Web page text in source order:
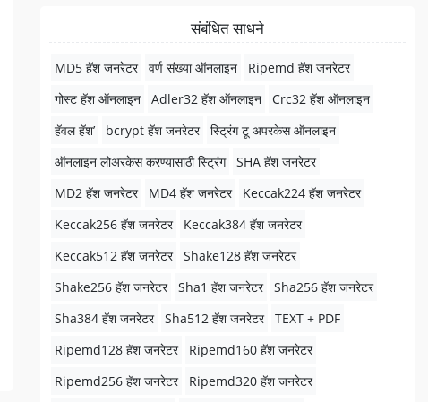
संबंधित साधने
MD5 हॅश जनरेटर वर्ण संख्या ऑनलाइन
Ripemd हॅश जनरेटर
गोस्ट हॅश ऑनलाइन
Adler32 हॅश ऑनलाइन
Crc32 हॅश ऑनलाइन
हॅवल हॅश’
bcrypt हॅश जनरेटर
स्ट्रिंग टू अपरकेस ऑनलाइन
ऑनलाइन लोअरकेस करण्यासाठी स्ट्रिंग
SHA हॅश जनरेटर
MD2 हॅश जनरेटर
MD4 हॅश जनरेटर
Keccak224 हॅश जनरेटर
Keccak256 हॅश जनरेटर
Keccak384 हॅश जनरेटर
Keccak512 हॅश जनरेटर
Shake128 हॅश जनरेटर
Shake256 हॅश जनरेटर
Sha1 हॅश जनरेटर
Sha256 हॅश जनरेटर
Sha384 हॅश जनरेटर
Sha512 हॅश जनरेटर
TEXT + PDF
Ripemd128 हॅश जनरेटर
Ripemd160 हॅश जनरेटर
Ripemd256 हॅश जनरेटर
Ripemd320 हॅश जनरेटर